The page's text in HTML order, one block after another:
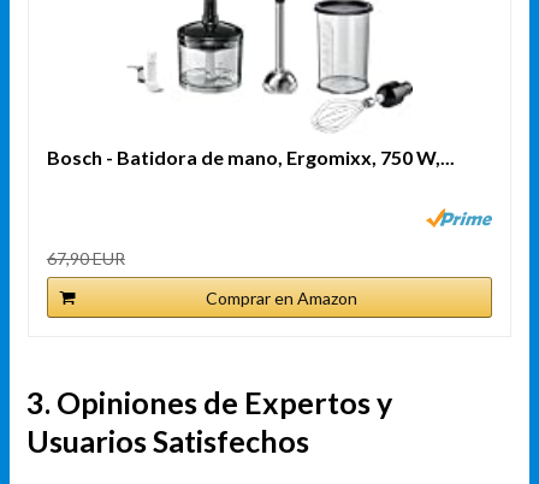
Bosch - Batidora de mano, Ergomixx, 750 W,...
67,90 EUR
Comprar en Amazon
3. Opiniones de Expertos y
Usuarios Satisfechos